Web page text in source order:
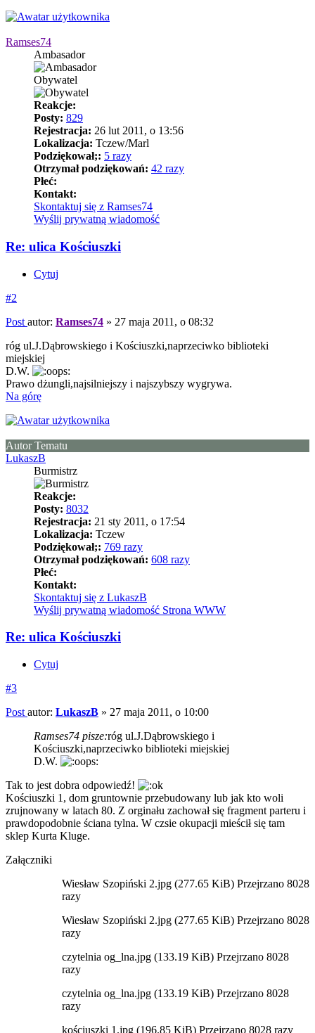
Ramses74
Ambasador
Obywatel
Reakcje:
Posty: 829
Rejestracja: 26 lut 2011, o 13:56
Lokalizacja: Tczew/Marl
Podziękował;: 5 razy
Otrzymał podziękowań: 42 razy
Płeć:
Kontakt:
Skontaktuj się z Ramses74
Wyślij prywatną wiadomość
Re: ulica Kościuszki
Cytuj
#2
Post autor: Ramses74 » 27 maja 2011, o 08:32
róg ul.J.Dąbrowskiego i Kościuszki,naprzeciwko biblioteki
miejskiej
D.W.
Prawo dżungli,najsilniejszy i najszybszy wygrywa.
Na górę
Autor Tematu
LukaszB
Burmistrz
Reakcje:
Posty: 8032
Rejestracja: 21 sty 2011, o 17:54
Lokalizacja: Tczew
Podziękował;: 769 razy
Otrzymał podziękowań: 608 razy
Płeć:
Kontakt:
Skontaktuj się z LukaszB
Wyślij prywatną wiadomość Strona WWW
Re: ulica Kościuszki
Cytuj
#3
Post autor: LukaszB » 27 maja 2011, o 10:00
Ramses74 pisze:róg ul.J.Dąbrowskiego i
Kościuszki,naprzeciwko biblioteki miejskiej
D.W.
Tak to jest dobra odpowiedź!
Kościuszki 1, dom gruntownie przebudowany lub jak kto woli
zrujnowany w latach 80. Z orginału zachował się fragment parteru i
prawdopodobnie ściana tylna. W czsie okupacji mieścił się tam
sklep Kurta Kluge.
Załączniki
Wiesław Szopiński 2.jpg (277.65 KiB) Przejrzano 8028
razy
Wiesław Szopiński 2.jpg (277.65 KiB) Przejrzano 8028
razy
czytelnia og_lna.jpg (133.19 KiB) Przejrzano 8028
razy
czytelnia og_lna.jpg (133.19 KiB) Przejrzano 8028
razy
kościuszki 1.jpg (196.85 KiB) Przejrzano 8028 razy